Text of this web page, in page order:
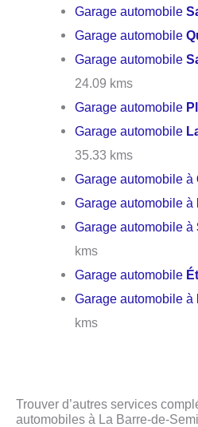
Garage automobile
Garage automobile
Garage automobile
24.09 kms
Garage automobile
Garage automobile
35.33 kms
Garage automobile à
Garage automobile à
Garage automobile à
kms
Garage automobile
Garage automobile à
kms
Trouver d’autres services
automobiles à La Barre-de-